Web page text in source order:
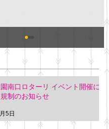
月6日)午後3時～5
室にてGOの説明会
ます。 神奈川個人
ー協同組合 専務 佐
南口ロターリ イベント開催に
制のお知らせ
5日